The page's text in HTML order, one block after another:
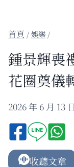
/娛樂 /
鍾景輝喪
花圈奠儀
2026 年 6 月 13 日
收聽文章